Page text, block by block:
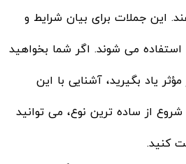
این جملات برای بیان شرایط و
استفاده می شوند. اگر شما بخواهید
یاد بگیرید، آشنایی با این
از ساده ترین نوع، می توانید
کنید.